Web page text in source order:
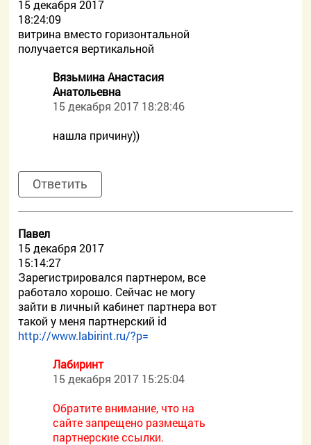
15 декабря 2017
18:24:09
витрина вместо горизонтальной
получается вертикальной
Вязьмина Анастасия
Анатольевна
15 декабря 2017 18:28:46
нашла причину))
Ответить
Павел
15 декабря 2017
15:14:27
Зарегистрировался партнером, все
работало хорошо. Сейчас не могу
зайти в личный кабинет партнера вот
такой у меня партнерский id
http://www.labirint.ru/?p=
Лабиринт
15 декабря 2017 15:25:04
Обратите внимание, что на
сайте запрещено размещать
партнерские ссылки.